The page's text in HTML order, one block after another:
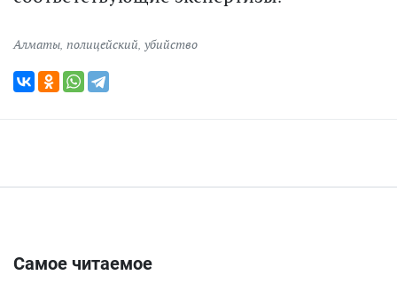
Алматы, полицейский, убийство
Самое читаемое